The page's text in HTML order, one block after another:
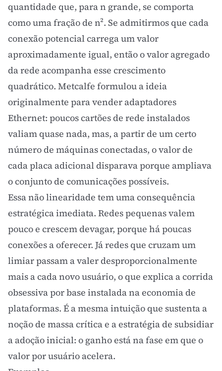
quantidade que, para n grande, se comporta
como uma fração de n². Se admitirmos que cada
conexão potencial carrega um valor
aproximadamente igual, então o valor agregado
da rede acompanha esse crescimento
quadrático. Metcalfe formulou a ideia
originalmente para vender adaptadores
Ethernet: poucos cartões de rede instalados
valiam quase nada, mas, a partir de um certo
número de máquinas conectadas, o valor de
cada placa adicional disparava porque ampliava
o conjunto de comunicações possíveis.
Essa não linearidade tem uma consequência
estratégica imediata. Redes pequenas valem
pouco e crescem devagar, porque há poucas
conexões a oferecer. Já redes que cruzam um
limiar passam a valer desproporcionalmente
mais a cada novo usuário, o que explica a corrida
obsessiva por base instalada na economia de
plataformas. É a mesma intuição que sustenta a
noção de massa crítica e a estratégia de subsidiar
a adoção inicial: o ganho está na fase em que o
valor por usuário acelera.